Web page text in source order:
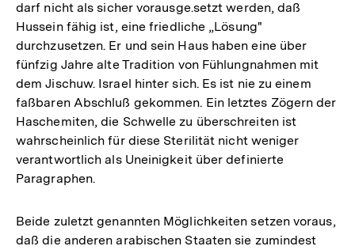
darf nicht als sicher vorausge.setzt werden, daß
Hussein fähig ist, eine friedliche „Lösung"
durchzusetzen. Er und sein Haus haben eine über
fünfzig Jahre alte Tradition von Fühlungnahmen mit
dem Jischuw. Israel hinter sich. Es ist nie zu einem
faßbaren Abschluß gekommen. Ein letztes Zögern der
Haschemiten, die Schwelle zu überschreiten ist
wahrscheinlich für diese Sterilität nicht weniger
verantwortlich als Uneinigkeit über definierte
Paragraphen.
Beide zuletzt genannten Möglichkeiten setzen voraus,
daß die anderen arabischen Staaten sie zumindest